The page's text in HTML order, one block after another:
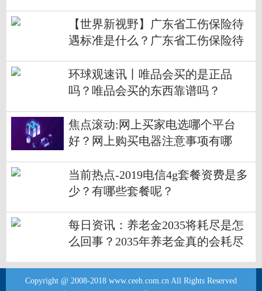
【世界新视野】广东省工伤保险待
遇标准是什么？广东省工伤保险待
环球观速讯丨唯品会买的是正品
吗？唯品会买的东西靠谱吗？
焦点滚动:网上买家电选哪个平台
好？网上购买电器注意事项有哪
当前热点-2019电信4g套餐资费是多
少？有哪些套餐呢？
每日资讯：养老金2035将耗尽是怎
么回事？2035年养老金真的会耗尽
Copyright @ 2008-2018 www.ceeh.com.cn All Rights Reserved